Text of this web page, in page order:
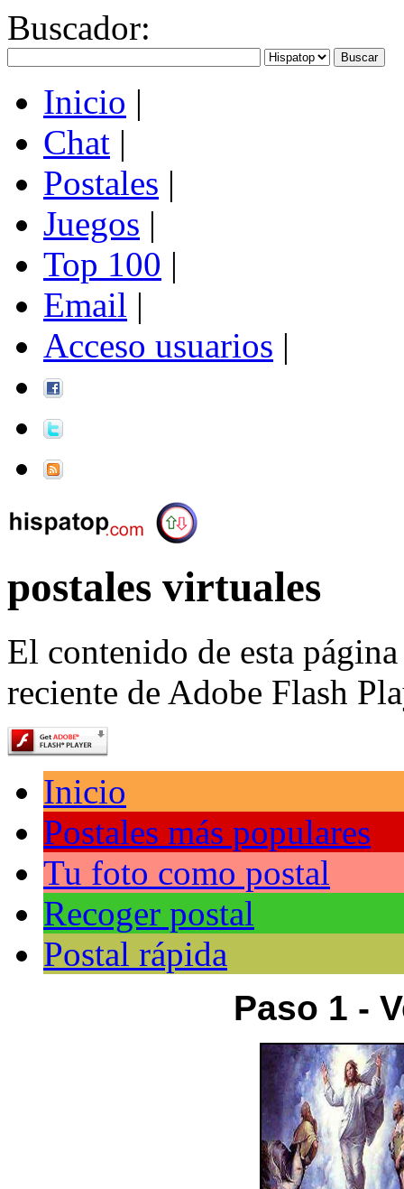
Buscador:
Inicio |
Chat |
Postales |
Juegos |
Top 100 |
Email |
Acceso usuarios |
postales virtuales
El contenido de esta
reciente de Adobe Flash
Inicio
Postales más populares
Tu foto como postal
Recoger postal
Postal rápida
Paso 1 -